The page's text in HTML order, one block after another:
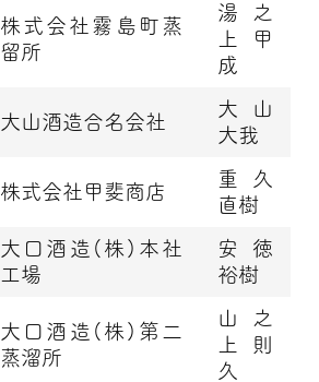
株式会社霧島町蒸
留所
湯之
上 甲
成
大山酒造合名会社
大山
大我
株式会社甲斐商店
重久
直樹
大口酒造(株)本社
工場
安徳
裕樹
大口酒造(株)第二
蒸溜所
山之
上 則
久